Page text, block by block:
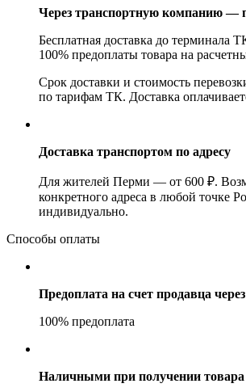
Через транспортную компанию —
Бесплатная доставка до терминала
100% предоплаты товара на
Срок доставки и стоимость
по тарифам ТК. Доставка
Доставка транспортом по адресу
Для жителей Перми — от 600 ₽.
конкретного адреса в любой точке
индивидуально.
Способы оплаты
Предоплата на счет продавца
100% предоплата
Наличными при получении товара